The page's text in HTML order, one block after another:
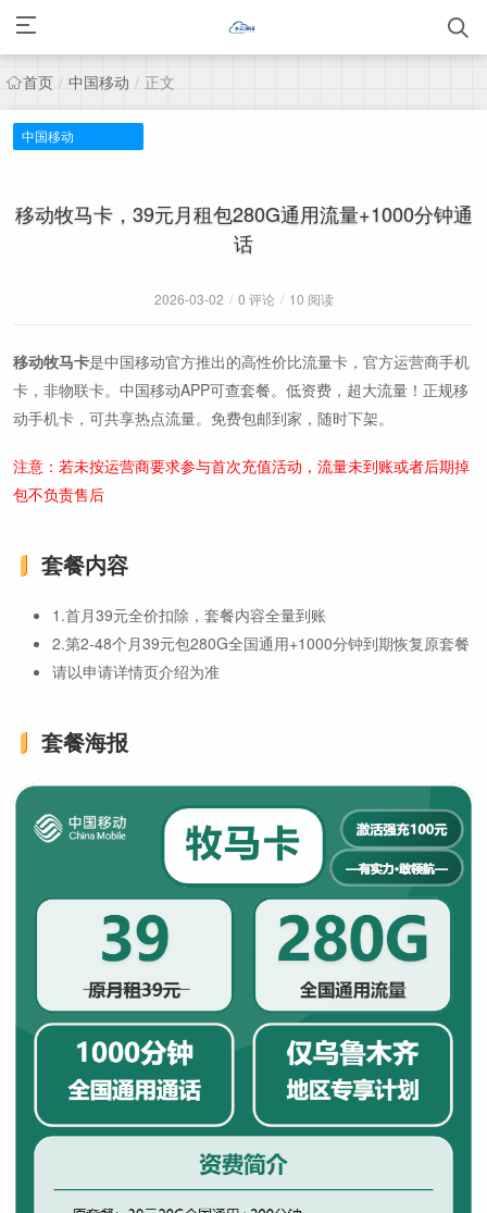
首页 / 中国移动 / 正文
中国移动
移动牧马卡，39元月租包280G通用流量+1000分钟通
话
2026-03-02 / 0 评论 / 10 阅读
移动牧马卡是中国移动官方推出的高性价比流量卡，官方运营商手机
卡，非物联卡。中国移动APP可查套餐。低资费，超大流量！正规移
动手机卡，可共享热点流量。免费包邮到家，随时下架。
注意：若未按运营商要求参与首次充值活动，流量未到账或者后期掉
包不负责售后
套餐内容
1.首月39元全价扣除，套餐内容全量到账
2.第2-48个月39元包280G全国通用+1000分钟到期恢复原套餐
请以申请详情页介绍为准
套餐海报